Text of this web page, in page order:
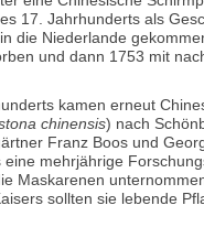
17. Jahrhunderts als
die Niederlande
und dann 1753 mit
kamen erneut
chinensis) nach
Franz Boos und
eine mehrjährige
Maskarenen
sollten sie lebende